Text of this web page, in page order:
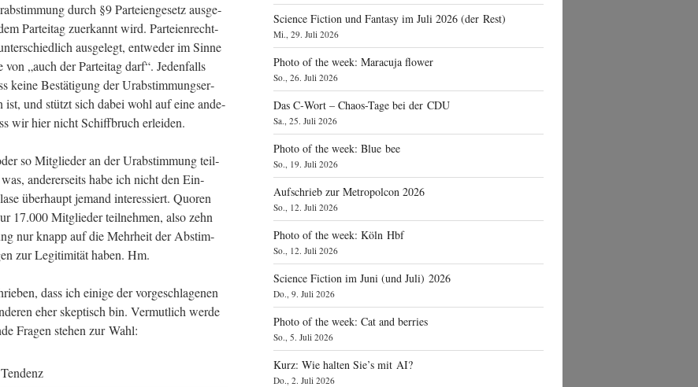
durch §9 Par­tei­en­gesetz aus­ge­
Par­tei­tag zuer­kannt wird. Par­tei­en­recht­
aus­ge­legt, ent­we­der im Sin­ne
„auch der Par­tei­tag darf“. Jeden­falls
kei­ne Bestä­ti­gung der Urab­stim­mungs­er­
ist, und stützt sich dabei wohl auf eine ande­
wir hier nicht Schiff­bruch erleiden.
so Mit­glie­der an der Urab­stim­mung teil­
ande­rer­seits habe ich nicht den Ein­
über­haupt jemand inter­es­siert. Quo­ren
17.000 Mit­glie­der teil­neh­men, also zehn
nur knapp auf die Mehr­heit der Abstim­
zur Legi­ti­mi­tät haben. Hm.
dass ich eini­ge der vor­ge­schla­ge­nen
eher skep­tisch bin. Ver­mut­lich wer­de
Fra­gen ste­hen zur Wahl:
Science Fiction und Fantasy im Juli 2026 (der Rest)
Mi., 29. Juli 2026
Photo of the week: Maracuja flower
So., 26. Juli 2026
Das C‑Wort – Chaos-Tage bei der CDU
Sa., 25. Juli 2026
Photo of the week: Blue bee
So., 19. Juli 2026
Aufschrieb zur Metropolcon 2026
So., 12. Juli 2026
Photo of the week: Köln Hbf
So., 12. Juli 2026
Science Fiction im Juni (und Juli) 2026
Do., 9. Juli 2026
Photo of the week: Cat and berries
So., 5. Juli 2026
Kurz: Wie halten Sie’s mit AI?
Do., 2. Juli 2026